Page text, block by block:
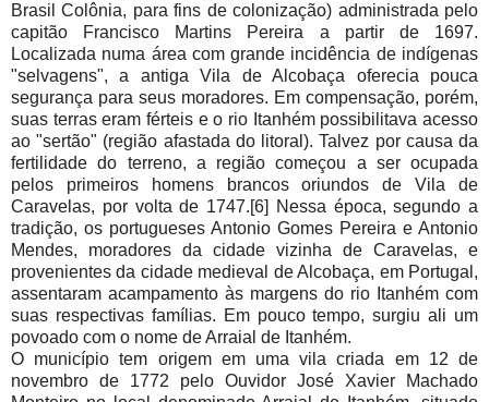
Brasil Colônia, para fins de colonização) administrada pelo
capitão Francisco Martins Pereira a partir de 1697.
Localizada numa área com grande incidência de indígenas
"selvagens", a antiga Vila de Alcobaça oferecia pouca
segurança para seus moradores. Em compensação, porém,
suas terras eram férteis e o rio Itanhém possibilitava acesso
ao "sertão" (região afastada do litoral). Talvez por causa da
fertilidade do terreno, a região começou a ser ocupada
pelos primeiros homens brancos oriundos de Vila de
Caravelas, por volta de 1747.[6] Nessa época, segundo a
tradição, os portugueses Antonio Gomes Pereira e Antonio
Mendes, moradores da cidade vizinha de Caravelas, e
provenientes da cidade medieval de Alcobaça, em Portugal,
assentaram acampamento às margens do rio Itanhém com
suas respectivas famílias. Em pouco tempo, surgiu ali um
povoado com o nome de Arraial de Itanhém.
O município tem origem em uma vila criada em 12 de
novembro de 1772 pelo Ouvidor José Xavier Machado